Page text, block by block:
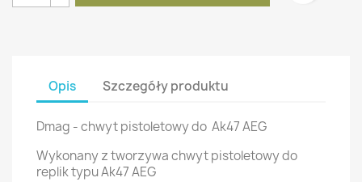
Opis Szczegóły produktu
Dmag - chwyt pistoletowy do Ak47 AEG
Wykonany z tworzywa chwyt pistoletowy do
replik typu Ak47 AEG